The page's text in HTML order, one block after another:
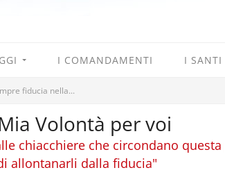
I COMANDAMENTI I SANTI
fiducia nella...
Volontà per voi
chiacchiere che circondano
allontanarli dalla fiducia"